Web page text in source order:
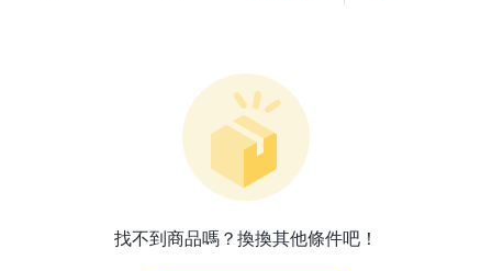
找不到商品嗎？換換其他條件吧！